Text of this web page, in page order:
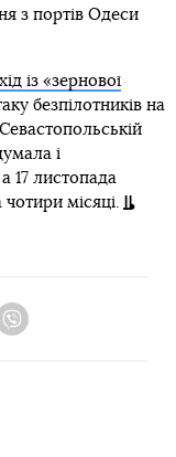
з портів Одеси
із «зернової
безпілотників на
і
17 листопада
місяці.